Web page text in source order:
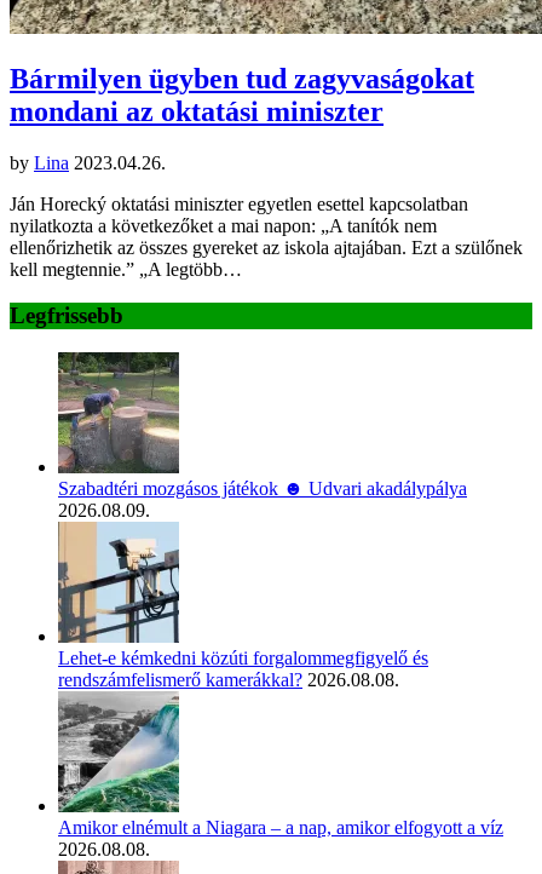
Bármilyen ügyben tud zagyvaságokat
mondani az oktatási miniszter
by Lina 2023.04.26.
Ján Horecký oktatási miniszter egyetlen esettel kapcsolatban
nyilatkozta a következőket a mai napon: „A tanítók nem
ellenőrizhetik az összes gyereket az iskola ajtajában. Ezt a szülőnek
kell megtennie.” „A legtöbb…
Legfrissebb
Szabadtéri mozgásos játékok ☻ Udvari akadálypálya
2026.08.09.
Lehet-e kémkedni közúti forgalommegfigyelő és
rendszámfelismerő kamerákkal? 2026.08.08.
Amikor elnémult a Niagara – a nap, amikor elfogyott a víz
2026.08.08.